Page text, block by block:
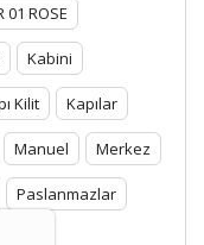
01 ROSE
Kabini
Kilit Kapılar
Manuel Merkez
Paslanmazlar